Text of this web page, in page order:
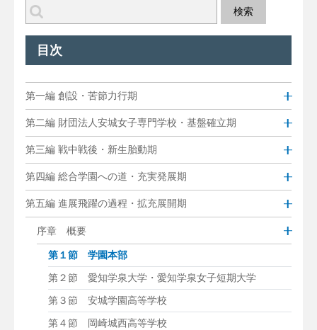
目次
第一編 創設・苦節力行期
第二編 財団法人安城女子専門学校・基盤確立期
第三編 戦中戦後・新生胎動期
第四編 総合学園への道・充実発展期
第五編 進展飛躍の過程・拡充展開期
序章 概要
第１節 学園本部
第２節 愛知学泉大学・愛知学泉女子短期大学
第３節 安城学園高等学校
第４節 岡崎城西高等学校